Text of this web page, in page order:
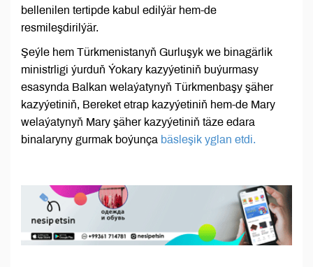
bellenilen tertipde kabul edilýär hem-de
resmileşdirilýär.
Şeýle hem Türkmenistanyň Gurluşyk we binagärlik
ministrligi ýurduň Ýokary kazyýetiniň buýurmasy
esasynda Balkan welaýatynyň Türkmenbaşy şäher
kazyýetiniň, Bereket etrap kazyýetiniň hem-de Mary
welaýatynyň Mary şäher kazyýetiniň täze edara
binalaryny gurmak boýunça bäsleşik yglan etdi.